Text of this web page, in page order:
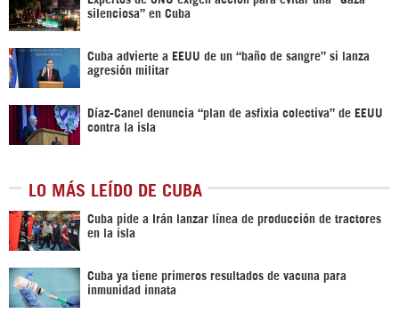
silenciosa” en Cuba
Cuba advierte a EEUU de un “baño de sangre” si lanza
agresión militar
Díaz-Canel denuncia “plan de asfixia colectiva” de EEUU
contra la isla
LO MÁS LEÍDO DE CUBA
Cuba pide a Irán lanzar línea de producción de tractores
en la isla
Cuba ya tiene primeros resultados de vacuna para
inmunidad innata